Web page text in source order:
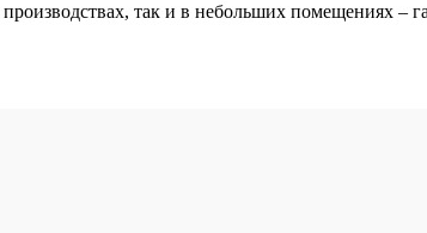
так и в небольших помещениях –